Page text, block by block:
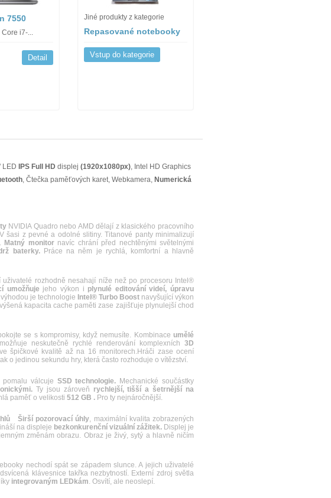
7550
Core i7-...
Detail
Jiné produkty z kategorie
Repasované notebooky
Vstup do kategorie
LED IPS Full HD displej (1920x1080px), Intel HD Graphics
, Čtečka paměťových karet, Webkamera, Numerická
NVIDIA Quadro nebo AMD dělají z klasického pracovního
šasi z pevné a odolné slitiny. Titanové panty minimalizují
Matný monitornavíc chrání před nechtěnými světelnými
baterky.Práce na něm je rychlá, komfortní a hlavně
rozhodně nesahají níže než po procesoru Intel®
umožňuje jeho výkon i plynulé editování videí, úpravu
je technologie Intel® Turbo Boost navyšující výkon
kapacita cache paměti zase zajišťuje plynulejší chod
se s kompromisy, když nemusíte. Kombinace umělé
neskutečně rychlé renderování komplexních 3D
ve špičkové kvalitě až na 16 monitorech.Hráči zase ocení
o jedinou sekundu hry, která často rozhoduje o vítězství.
válcuje SSD technologie. Mechanické součástky
Ty jsou zároveň rychlejší, tišší a šetrnější na
paměť o velikosti 512 GB . Pro ty nejnáročnější.
Širší pozorovací úhly, maximální kvalita zobrazených
na displeje bezkonkurenční vizuální zážitek.Displej je
změnám obrazu. Obraz je živý, sytý a hlavně ničím
nechodí spát se západem slunce. A jejich uživatelé
klávesnice takřka nezbytností. Externí zdroj světla
integrovaným LEDkám. Osvítí, ale neoslepí.